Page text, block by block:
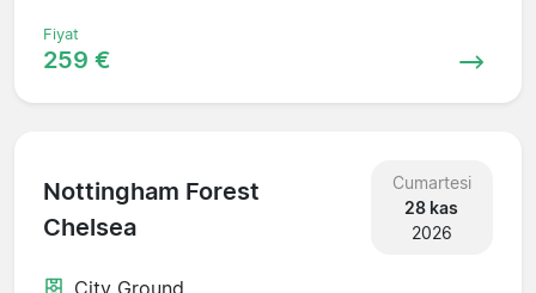
Fiyat
259 €
Nottingham Forest
Chelsea
Cumartesi
28 kas
2026
City Ground